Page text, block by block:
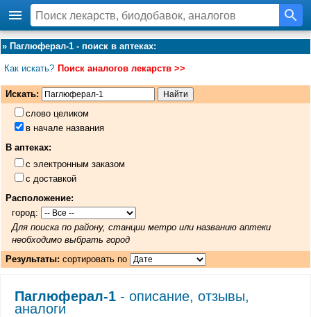
» Паглюферал-1 - поиск в аптеках:
Как искать? Поиск аналогов лекарств >>
Искать:
слово целиком
в начале названия
В аптеках:
с электронным заказом
с доставкой
Расположение:
город:
Для поиска по району, станции метро или названию аптеки
необходимо выбрать город
Результаты: сортировать по
Паглюферал-1- описание, отзывы,
аналоги